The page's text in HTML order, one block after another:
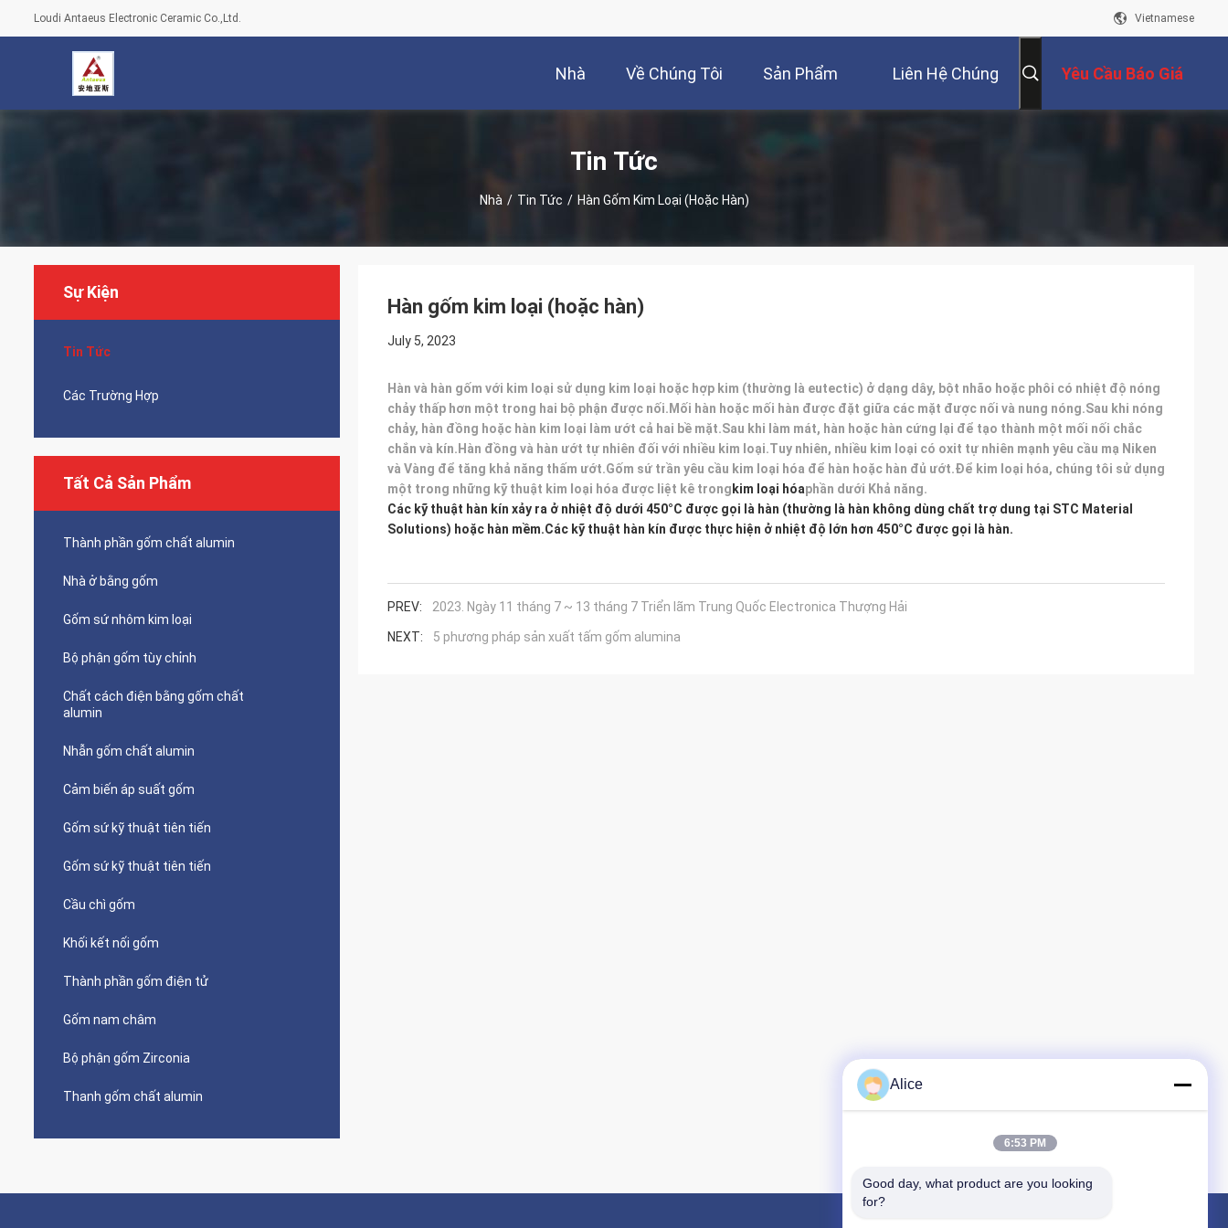
Loudi Antaeus Electronic Ceramic Co.,Ltd. Vietnamese
Nhà Về Chúng Tôi Sản Phẩm Liên Hệ Chúng Yêu Cầu Báo Giá
Tin Tức
Nhà / Tin Tức / Hàn Gốm Kim Loại (hoặc Hàn)
Sự Kiện
Tin Tức
Các Trường Hợp
Tất Cả Sản Phẩm
Thành phần gốm chất alumin
Nhà ở bằng gốm
Gốm sứ nhôm kim loại
Bộ phận gốm tùy chỉnh
Chất cách điện bằng gốm chất
alumin
Nhẫn gốm chất alumin
Cảm biến áp suất gốm
Gốm sứ kỹ thuật tiên tiến
Gốm sứ kỹ thuật tiên tiến
Cầu chì gốm
Khối kết nối gốm
Thành phần gốm điện tử
Gốm nam châm
Bộ phận gốm Zirconia
Thanh gốm chất alumin
Hàn gốm kim loại (hoặc hàn)
July 5, 2023
Hàn và hàn gốm với kim loại sử dụng kim loại hoặc hợp kim (thường là eutectic) ở dạng dây, bột nhão hoặc phôi có nhiệt độ nóng
chảy thấp hơn một trong hai bộ phận được nối.Mối hàn hoặc mối hàn được đặt giữa các mặt được nối và nung nóng.Sau khi nóng
chảy, hàn đồng hoặc hàn kim loại làm ướt cả hai bề mặt.Sau khi làm mát, hàn hoặc hàn cứng lại để tạo thành một mối nối chắc
chắn và kín.Hàn đồng và hàn ướt tự nhiên đối với nhiều kim loại.Tuy nhiên, nhiều kim loại có oxit tự nhiên mạnh yêu cầu mạ Niken
và Vàng để tăng khả năng thấm ướt.Gốm sứ trần yêu cầu kim loại hóa để hàn hoặc hàn đủ ướt.Để kim loại hóa, chúng tôi sử dụng
một trong những kỹ thuật kim loại hóa được liệt kê trong kim loại hóaphần dưới Khả năng.
Các kỹ thuật hàn kín xảy ra ở nhiệt độ dưới 450°C được gọi là hàn (thường là hàn không dùng chất trợ dung tại STC Material
Solutions) hoặc hàn mềm.Các kỹ thuật hàn kín được thực hiện ở nhiệt độ lớn hơn 450°C được gọi là hàn.
PREV: 2023. Ngày 11 tháng 7 ~ 13 tháng 7 Triển lãm Trung Quốc Electronica Thượng Hải
NEXT: 5 phương pháp sản xuất tấm gốm alumina
Alice
6:53 PM
Good day, what product are you looking
for?